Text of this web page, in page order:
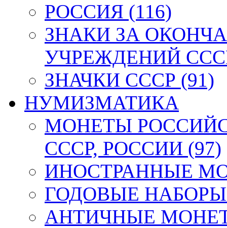
РОССИЯ (116)
ЗНАКИ ЗА
УЧРЕЖДЕНИЙ
ЗНАЧКИ СССР (91)
НУМИЗМАТИКА
МОНЕТЫ
СССР, РОССИИ (97)
ИНОСТРАННЫЕ
ГОДОВЫЕ НАБОРЫ
АНТИЧНЫЕ